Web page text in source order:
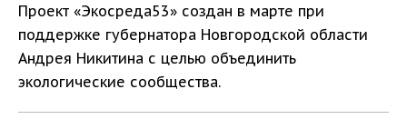
Проект «Экосреда53» создан в марте при
поддержке губернатора Новгородской области
Андрея Никитина с целью объединить
экологические сообщества.